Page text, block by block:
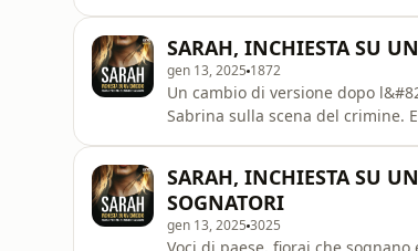
Sabrina. Ri
SARAH, INCHIESTA SU
gen 13, 2025 1872
Un cambio di versione dopo
Sabrina sulla scena del crimine.
SARAH, INCHIESTA SU
SOGNATORI
gen 13, 2025 3025